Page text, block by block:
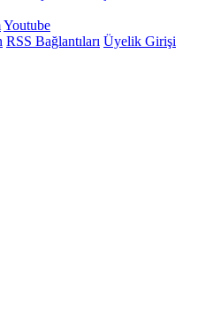
Youtube
RSS Bağlantıları Üyelik Girişi